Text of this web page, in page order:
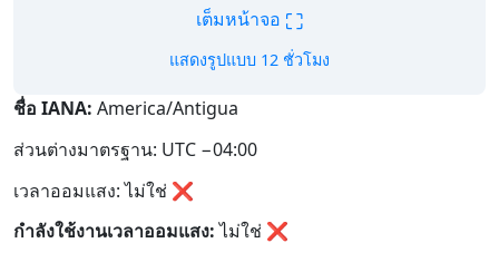
เต็มหน้าจอ ⛶
แสดงรูปแบบ 12 ชั่วโมง
ชื่อ IANA: America/Antigua
ส่วนต่างมาตรฐาน: UTC −04:00
เวลาออมแสง: ไม่ใช่ ❌
กำลังใช้งานเวลาออมแสง:ไม่ใช่ ❌